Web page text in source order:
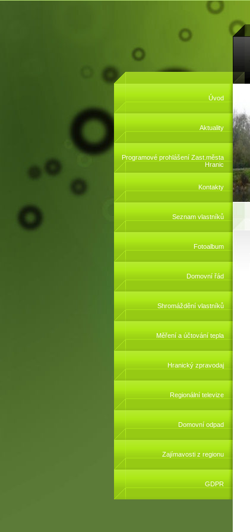
Úvod
Aktuality
Programové prohlášení Zast.města
Hranic
Kontakty
Seznam vlastníků
Fotoalbum
Domovní řád
Shromáždění vlastníků
Měření a účtování tepla
Hranický zpravodaj
Regionální televize
Domovní odpad
Zajímavosti z regionu
GDPR